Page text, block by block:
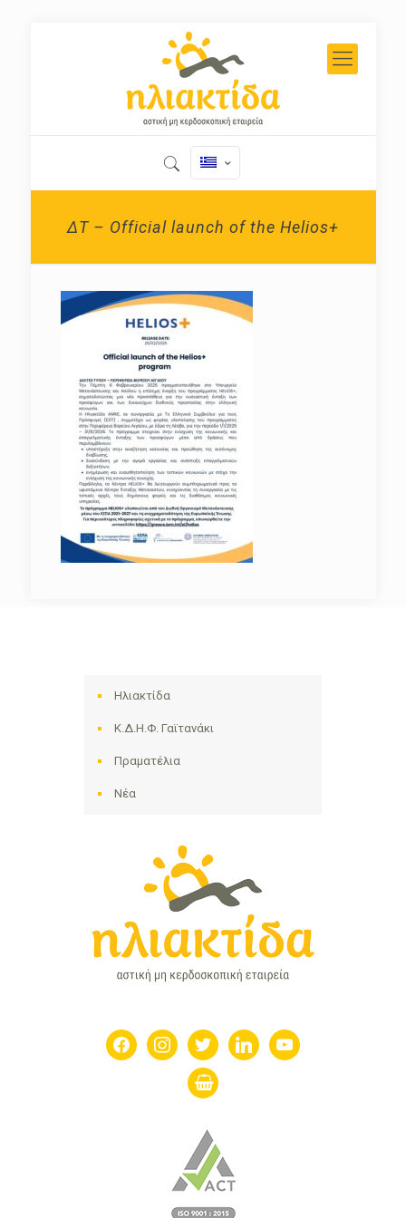
ΔΤ – Official launch of the Helios+
Ηλιακτίδα
Κ.Δ.Η.Φ. Γαϊτανάκι
Πραματέλια
Νέα
facebookinstagramtwitter linkedin youtube
shopping-
basket